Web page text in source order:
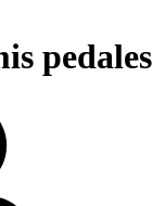
pedales